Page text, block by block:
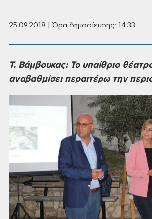
25.09.2018 | Ώρα δημοσίευσης: 14:33
Τ. Βάμβουκας: Το υπαίθριο
αναβαθμίσει περαιτέρω την